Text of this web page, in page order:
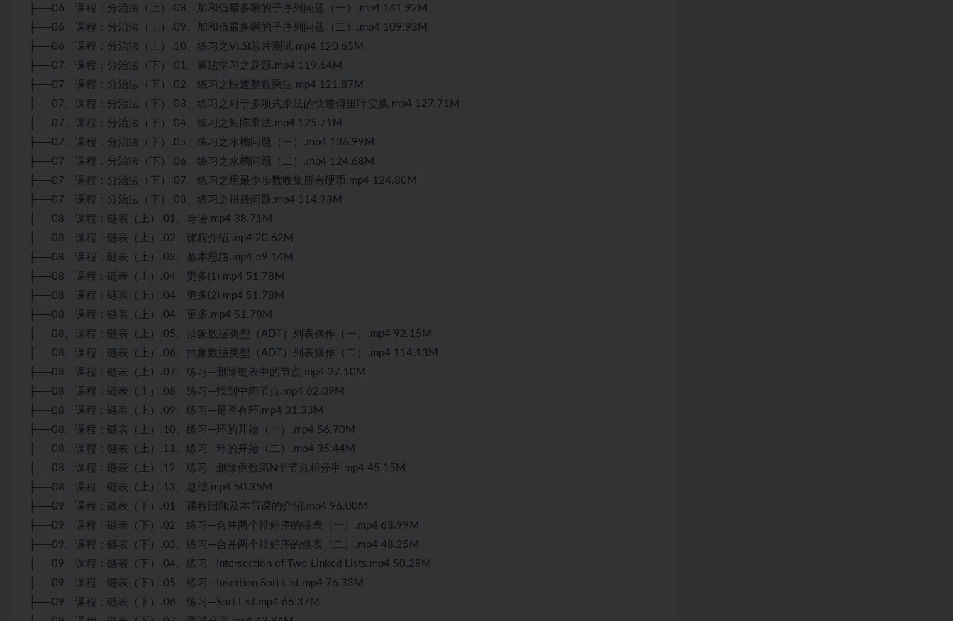
├──06、课程：分治法（上）.08、加和值最多啊的子序列问题（一）.mp4 141.92M
├──06、课程：分治法（上）.09、加和值最多啊的子序列问题（二）.mp4 109.93M
├──06、课程：分治法（上）.10、练习之VLSI芯片测试.mp4 120.65M
├──07、课程：分治法（下）.01、算法学习之刷题.mp4 119.64M
├──07、课程：分治法（下）.02、练习之快速整数乘法.mp4 121.87M
├──07、课程：分治法（下）.03、练习之对于多项式乘法的快速傅里叶变换.mp4 127.71M
├──07、课程：分治法（下）.04、练习之矩阵乘法.mp4 125.71M
├──07、课程：分治法（下）.05、练习之水槽问题（一）.mp4 136.99M
├──07、课程：分治法（下）.06、练习之水槽问题（二）.mp4 124.68M
├──07、课程：分治法（下）.07、练习之用最少步数收集所有硬币.mp4 124.80M
├──07、课程：分治法（下）.08、练习之拼接问题.mp4 114.93M
├──08、课程：链表（上）.01、导语.mp4 38.71M
├──08、课程：链表（上）.02、课程介绍.mp4 20.62M
├──08、课程：链表（上）.03、基本思路.mp4 59.14M
├──08、课程：链表（上）.04、更多(1).mp4 51.78M
├──08、课程：链表（上）.04、更多(2).mp4 51.78M
├──08、课程：链表（上）.04、更多.mp4 51.78M
├──08、课程：链表（上）.05、抽象数据类型（ADT）列表操作（一）.mp4 92.15M
├──08、课程：链表（上）.06、抽象数据类型（ADT）列表操作（二）.mp4 114.13M
├──08、课程：链表（上）.07、练习—删除链表中的节点.mp4 27.10M
├──08、课程：链表（上）.08、练习—找到中间节点.mp4 62.09M
├──08、课程：链表（上）.09、练习—是否有环.mp4 31.33M
├──08、课程：链表（上）.10、练习—环的开始（一）.mp4 56.70M
├──08、课程：链表（上）.11、练习—环的开始（二）.mp4 35.44M
├──08、课程：链表（上）.12、练习—删除倒数第N个节点和分半.mp4 45.15M
├──08、课程：链表（上）.13、总结.mp4 50.35M
├──09、课程：链表（下）.01、课程回顾及本节课的介绍.mp4 96.00M
├──09、课程：链表（下）.02、练习—合并两个排好序的链表（一）.mp4 63.99M
├──09、课程：链表（下）.03、练习—合并两个排好序的链表（二）.mp4 48.25M
├──09、课程：链表（下）.04、练习—Intersection of Two Linked Lists.mp4 50.28M
├──09、课程：链表（下）.05、练习—Insertion Sort List.mp4 76.33M
├──09、课程：链表（下）.06、练习—Sort List.mp4 66.37M